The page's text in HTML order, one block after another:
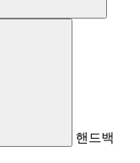
핸드백